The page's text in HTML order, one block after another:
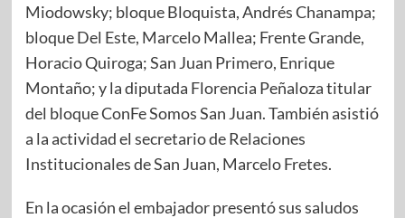
Miodowsky; bloque Bloquista, Andrés Chanampa;
bloque Del Este, Marcelo Mallea; Frente Grande,
Horacio Quiroga; San Juan Primero, Enrique
Montaño; y la diputada Florencia Peñaloza titular
del bloque ConFe Somos San Juan. También asistió
a la actividad el secretario de Relaciones
Institucionales de San Juan, Marcelo Fretes.
En la ocasión el embajador presentó sus saludos